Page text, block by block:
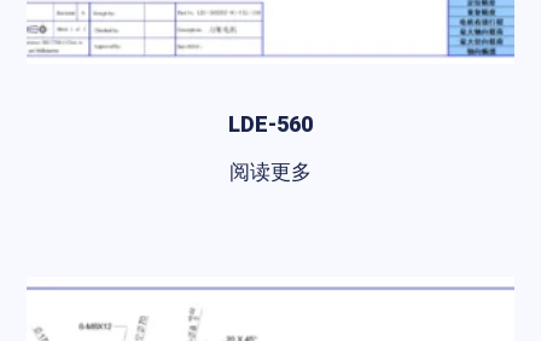
LDE-560
阅读更多